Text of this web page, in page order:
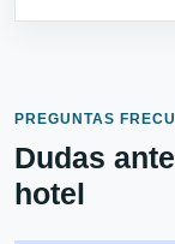
PREGUNTAS
Dudas
hotel